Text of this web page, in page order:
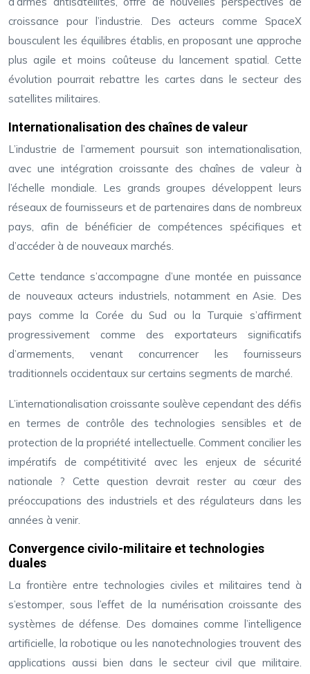
croissance pour l’industrie. Des acteurs comme SpaceX
bousculent les équilibres établis, en proposant une approche
plus agile et moins coûteuse du lancement spatial. Cette
évolution pourrait rebattre les cartes dans le secteur des
satellites militaires.
Internationalisation des chaînes de valeur
L’industrie de l’armement poursuit son internationalisation,
avec une intégration croissante des chaînes de valeur à
l’échelle mondiale. Les grands groupes développent leurs
réseaux de fournisseurs et de partenaires dans de nombreux
pays, afin de bénéficier de compétences spécifiques et
d’accéder à de nouveaux marchés.
Cette tendance s’accompagne d’une montée en puissance
de nouveaux acteurs industriels, notamment en Asie. Des
pays comme la Corée du Sud ou la Turquie s’affirment
progressivement comme des exportateurs significatifs
d’armements, venant concurrencer les fournisseurs
traditionnels occidentaux sur certains segments de marché.
L’internationalisation croissante soulève cependant des défis
en termes de contrôle des technologies sensibles et de
protection de la propriété intellectuelle. Comment concilier les
impératifs de compétitivité avec les enjeux de sécurité
nationale ? Cette question devrait rester au cœur des
préoccupations des industriels et des régulateurs dans les
années à venir.
Convergence civilo-militaire et technologies
duales
La frontière entre technologies civiles et militaires tend à
s’estomper, sous l’effet de la numérisation croissante des
systèmes de défense. Des domaines comme l’intelligence
artificielle, la robotique ou les nanotechnologies trouvent des
applications aussi bien dans le secteur civil que militaire.